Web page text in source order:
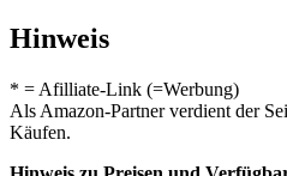
Hinweis
* = Afilliate-Link (=Werbung)
Als Amazon-Partner verdient der
Käufen.